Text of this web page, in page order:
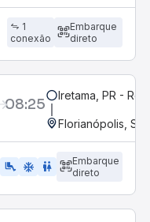
1
conexão
Embarque
direto
08:25 Iretama, PR -
Florianópolis, SC
airline_seat_legroom_extra ac_unit WC
Embarque
direto